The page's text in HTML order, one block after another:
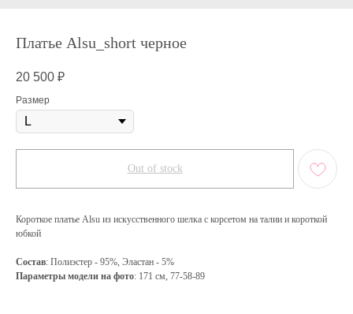
Платье Alsu_short черное
20 500 ₽
Размер
Out of stock
Короткое платье Alsu из искусственного шелка с корсетом на талии и короткой
юбкой
Состав: Полиэстер - 95%, Эластан - 5%
Параметры модели на фото: 171 см, 77-58-89